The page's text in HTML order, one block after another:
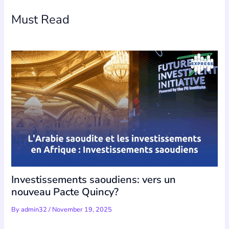
Must Read
Investissements saoudiens: vers un
nouveau Pacte Quincy?
Byadmin32/ November 19, 2025